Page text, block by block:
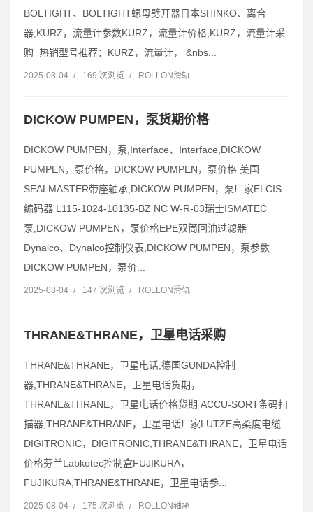
BOLTIGHT、BOLTIGHT螺母劈开器日本SHINKO、离合
器,KURZ，流量计参数KURZ，流量计价格,KURZ，流量计采
购 热销型号推荐：KURZ，流量计， &nbs...
2025-08-04 / 169 次浏览 / ROLLON滑轨
DICKOW PUMPEN，泵货期价格
DICKOW PUMPEN，泵,Interface、Interface,DICKOW
PUMPEN，泵价格，DICKOW PUMPEN，泵价格 美国
SEALMASTER带座轴承,DICKOW PUMPEN，泵厂家ELCIS
编码器 L115-1024-10135-BZ NC W-R-03瑞士ISMATEC
泵,DICKOW PUMPEN，泵价格EPE双筒回油过滤器
Dynalco、Dynalco控制仪表,DICKOW PUMPEN，泵参数
DICKOW PUMPEN，泵价...
2025-08-04 / 147 次浏览 / ROLLON滑轨
THRANE&THRANE，卫星电话采购
THRANE&THRANE，卫星电话,德国GUNDA控制
器,THRANE&THRANE，卫星电话货期，
THRANE&THRANE，卫星电话价格货期 ACCU-SORT条码扫
描器,THRANE&THRANE，卫星电话厂家LUTZE高柔度电缆
DIGITRONIC，DIGITRONIC,THRANE&THRANE，卫星电话
价格芬兰Labkotec控制盒FUJIKURA，
FUJIKURA,THRANE&THRANE，卫星电话参...
2025-08-04 / 175 次浏览 / ROLLON轴承